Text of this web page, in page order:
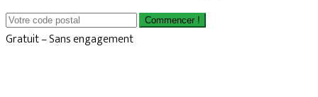
Commencer !
Gratuit – Sans engagement